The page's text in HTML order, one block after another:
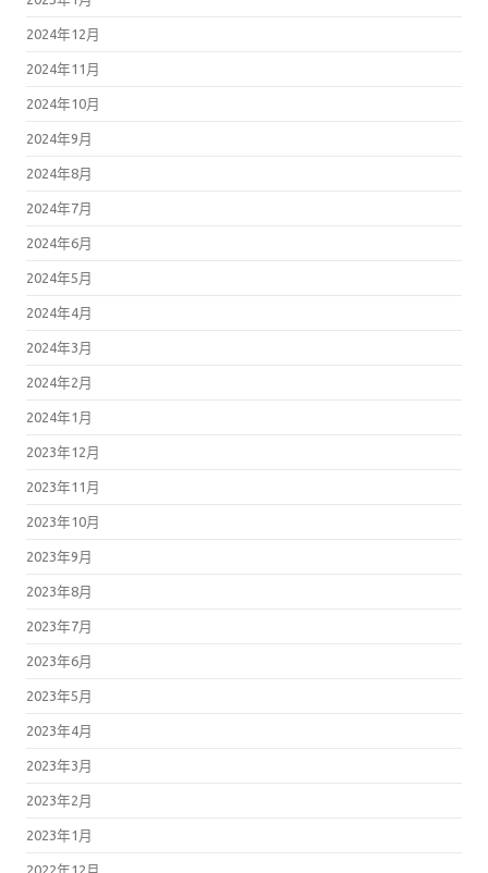
2024年12月
2024年11月
2024年10月
2024年9月
2024年8月
2024年7月
2024年6月
2024年5月
2024年4月
2024年3月
2024年2月
2024年1月
2023年12月
2023年11月
2023年10月
2023年9月
2023年8月
2023年7月
2023年6月
2023年5月
2023年4月
2023年3月
2023年2月
2023年1月
2022年12月